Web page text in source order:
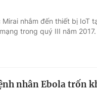
nhắm đến thiết bị IoT
trong quý III năm 2017.
nhân Ebola trốn